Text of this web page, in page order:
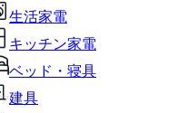
生活家電
キッチン家電
ベッド・寝具
建具
オープンシェルフ・ウォールシェルフ・ラック